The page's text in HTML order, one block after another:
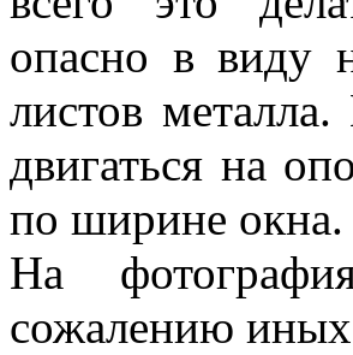
опасно в виду
листов
двигаться на
по ширине окна.
На
сожалению